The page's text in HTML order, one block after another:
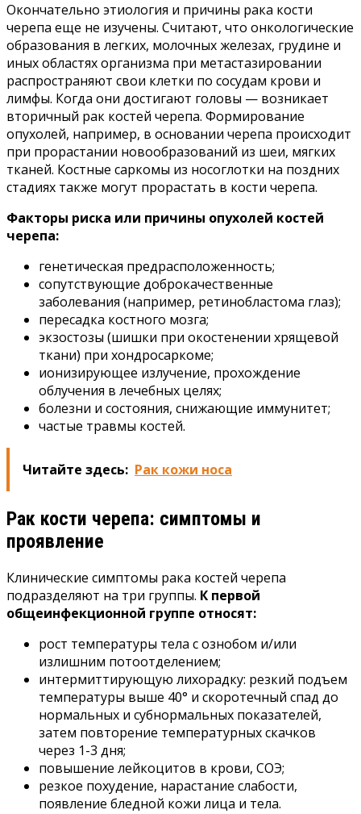
Окончательно этиология и причины рака кости
черепа еще не изучены. Считают, что онкологические
образования в легких, молочных железах, грудине и
иных областях организма при метастазировании
распространяют свои клетки по сосудам крови и
лимфы. Когда они достигают головы — возникает
вторичный рак костей черепа. Формирование
опухолей, например, в основании черепа происходит
при прорастании новообразований из шеи, мягких
тканей. Костные саркомы из носоглотки на поздних
стадиях также могут прорастать в кости черепа.
Факторы риска или причины опухолей костей
черепа:
генетическая предрасположенность;
сопутствующие доброкачественные
заболевания (например, ретинобластома глаз);
пересадка костного мозга;
экзостозы (шишки при окостенении хрящевой
ткани) при хондросаркоме;
ионизирующее излучение, прохождение
облучения в лечебных целях;
болезни и состояния, снижающие иммунитет;
частые травмы костей.
Читайте здесь: Рак кожи носа
Рак кости черепа: симптомы и
проявление
Клинические симптомы рака костей черепа
подразделяют на три группы. К первой
общеинфекционной группе относят:
рост температуры тела с ознобом и/или
излишним потоотделением;
интермиттирующую лихорадку: резкий подъем
температуры выше 40° и скоротечный спад до
нормальных и субнормальных показателей,
затем повторение температурных скачков
через 1-3 дня;
повышение лейкоцитов в крови, СОЭ;
резкое похудение, нарастание слабости,
появление бледной кожи лица и тела.